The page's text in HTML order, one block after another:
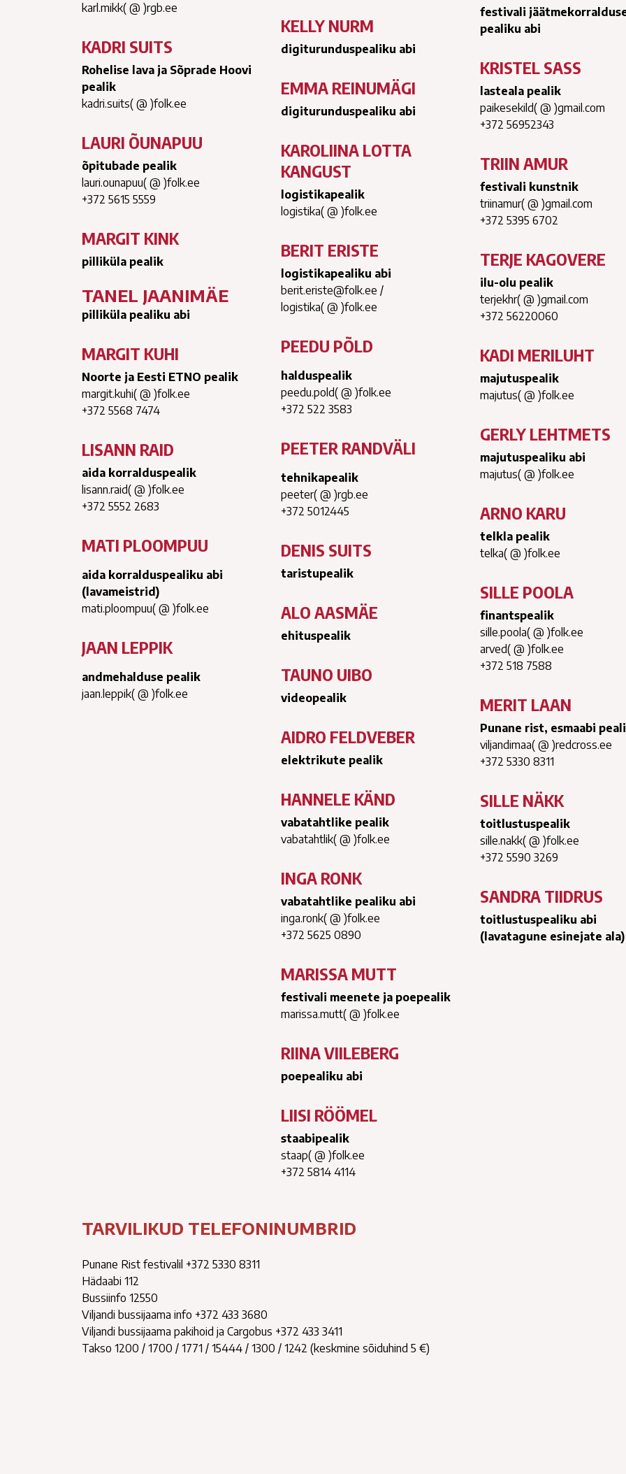
karl.mikk( @ )rgb.ee
KADRI SUITS
Rohelise lava ja Sõprade Hoovi
pealik
kadri.suits( @ )folk.ee
LAURI ÕUNAPUU
õpitubade pealik
lauri.ounapuu( @ )folk.ee
+372 5615 5559
MARGIT KINK
pilliküla pealik
TANEL JAANIMÄE
pilliküla pealiku abi
MARGIT KUHI
Noorte ja Eesti ETNO pealik
margit.kuhi( @ )folk.ee
+372 5568 7474
LISANN RAID
aida korralduspealik
lisann.raid( @ )folk.ee
+372 5552 2683
MATI PLOOMPUU
aida korralduspealiku abi
(lavameistrid)
mati.ploompuu( @ )folk.ee
JAAN LEPPIK
andmehalduse pealik
jaan.leppik( @ )folk.ee
KELLY NURM
digiturunduspealiku abi
EMMA REINUMÄGI
digiturunduspealiku abi
KAROLIINA LOTTA
KANGUST
logistikapealik
logistika( @ )folk.ee
BERIT ERISTE
logistikapealiku abi
berit.eriste@folk.ee /
logistika( @ )folk.ee
PEEDU PÕLD
halduspealik
peedu.pold( @ )folk.ee
+372 522 3583
PEETER RANDVÄLI
tehnikapealik
peeter( @ )rgb.ee
+372 5012445
DENIS SUITS
taristupealik
ALO AASMÄE
ehituspealik
TAUNO UIBO
videopealik
AIDRO FELDVEBER
elektrikute pealik
HANNELE KÄND
vabatahtlike pealik
vabatahtlik( @ )folk.ee
INGA RONK
vabatahtlike pealiku abi
inga.ronk( @ )folk.ee
+372 5625 0890
MARISSA MUTT
festivali meenete ja poepealik
marissa.mutt( @ )folk.ee
RIINA VIILEBERG
poepealiku abi
LIISI RÖÖMEL
staabipealik
staap( @ )folk.ee
+372 5814 4114
festivali
pealiku abi
KRISTEL SASS
lasteala pealik
paikesekild( @ )gmail.com
+372 56952343
TRIIN AMUR
festivali kunstnik
triinamur( @ )gmail.com
‭+372 5395 6702‬
TERJE KAGOVERE
ilu-olu pealik
terjekhr( @ )gmail.com
+372 56220060
KADI MERILUHT
majutuspealik
majutus( @ )folk.ee
GERLY LEHTMETS
majutuspealiku abi
majutus( @ )folk.ee
ARNO KARU
telkla pealik
telka( @ )folk.ee
SILLE POOLA
finantspealik
sille.poola( @ )folk.ee
arved( @ )folk.ee
+372 518 7588
MERIT LAAN
Punane rist, esmaabi
viljandimaa( @ )redcross.ee
+372 5330 8311
SILLE NÄKK
toitlustuspealik
sille.nakk( @ )folk.ee
+372 5590 3269
SANDRA TIIDRUS
toitlustuspealiku abi
(lavatagune esinejate ala)
TARVILIKUD TELEFONINUMBRID
Punane Rist festivalil +372 5330 8311
Hädaabi 112
Bussiinfo 12550
Viljandi bussijaama info +372 433 3680
Viljandi bussijaama pakihoid ja Cargobus +372 433 3411
Takso 1200 / 1700 / 1771 / 15444 / 1300 / 1242 (keskmine sõiduhind 5 €)